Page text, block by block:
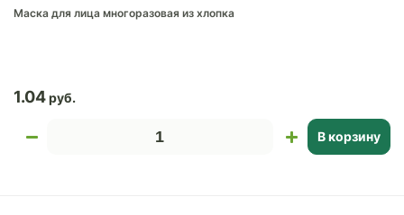
Маска для лица многоразовая из хлопка
1.04
В корзину